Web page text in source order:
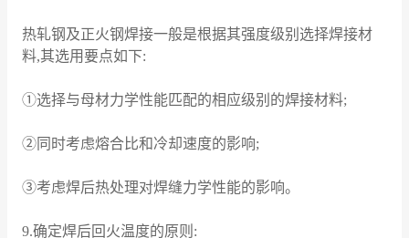
热轧钢及正火钢焊接一般是根据其强度级别选择焊接材
料,其选用要点如下:
①选择与母材力学性能匹配的相应级别的焊接材料;
②同时考虑熔合比和冷却速度的影响;
③考虑焊后热处理对焊缝力学性能的影响。
9.确定焊后回火温度的原则: